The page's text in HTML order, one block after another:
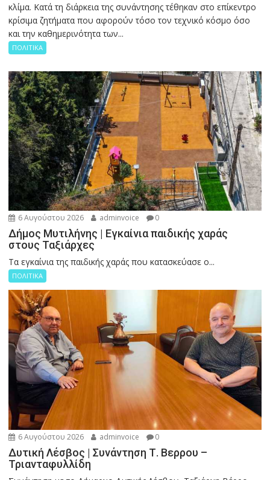
κλίμα. Κατά τη διάρκεια της συνάντησης τέθηκαν στο επίκεντρο
κρίσιμα ζητήματα που αφορούν τόσο τον τεχνικό κόσμο όσο
και την καθημερινότητα των...
ΠΟΛΙΤΙΚΑ
6 Αυγούστου 2026 adminvoice 0
Δήμος Μυτιλήνης | Εγκαίνια παιδικής χαράς
στους Ταξιάρχες
Tα εγκαίνια της παιδικής χαράς που κατασκεύασε ο...
ΠΟΛΙΤΙΚΑ
6 Αυγούστου 2026 adminvoice 0
Δυτική Λέσβος | Συνάντηση Τ. Βερρου –
Τριανταφυλλίδη